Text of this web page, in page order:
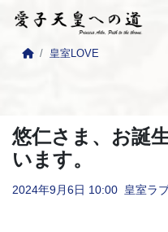
皇室LOVE
悠仁さま、お誕
います。
2024年9月6日 10:00 皇室ラ